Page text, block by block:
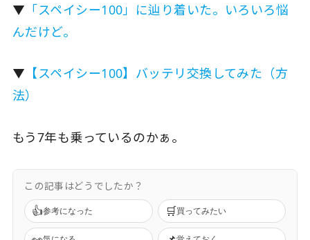
▼ 「スペイシー100」に辿り着いた。いろいろ悩
んだけど。
▼ 【スペイシー100】バッテリ交換してみた（方
法）
もう7年も乗っているのかぁ。
この記事はどうでしたか？
👍参考になった 🛒買ってみたい